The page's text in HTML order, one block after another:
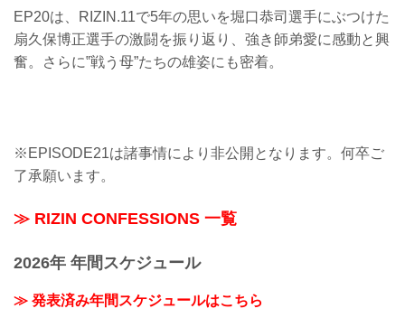
EP20は、RIZIN.11で5年の思いを堀口恭司選手にぶつけた
扇久保博正選手の激闘を振り返り、強き師弟愛に感動と興
奮。さらに‟戦う母”たちの雄姿にも密着。
※EPISODE21は諸事情により非公開となります。何卒ご
了承願います。
≫ RIZIN CONFESSIONS 一覧
2026年 年間スケジュール
≫ 発表済み年間スケジュールはこちら